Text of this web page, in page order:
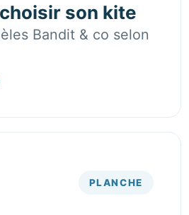
son kite
Bandit & co selon
PLANCHE